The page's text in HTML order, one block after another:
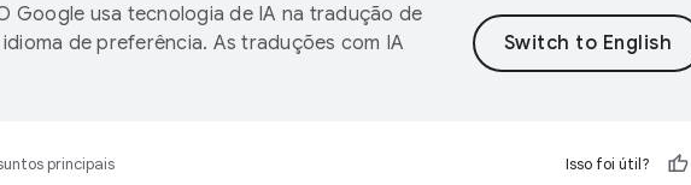
Google usa tecnologia de IA na tradução de
de preferência. As traduções com IA
principais Isso foi útil?